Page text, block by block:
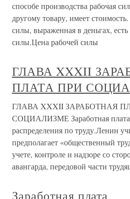
способе производства рабочая
другому товару, имеет
силы, выраженная в деньгах,
силы.Цена рабочей силы
ГЛАВА XXXII
ПЛАТА ПРИ
ГЛАВА XXXII ЗАРАБОТНАЯ
СОЦИАЛИЗМЕ Заработная плата
распределения по труду.Ленин
предполагает «общественный
учете, контроле и надзоре со
авангарда, передовой части
Заработная плата